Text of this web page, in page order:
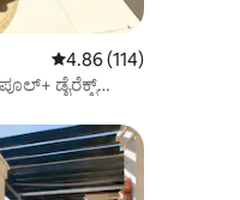
5 ರಲ್ಲಿ 4.86 ಸರಾಸರಿ
4.86 (114)